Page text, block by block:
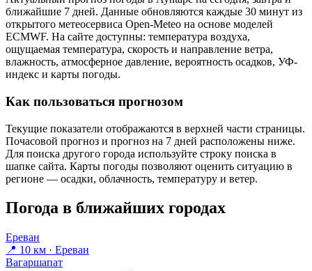
ближайшие 7 дней. Данные обновляются каждые 30 минут из
открытого метеосервиса Open-Meteo на основе моделей
ECMWF. На сайте доступны: температура воздуха,
ощущаемая температура, скорость и направление ветра,
влажность, атмосферное давление, вероятность осадков, УФ-
индекс и карты погоды.
Как пользоваться прогнозом
Текущие показатели отображаются в верхней части страницы.
Почасовой прогноз и прогноз на 7 дней расположены ниже.
Для поиска другого города используйте строку поиска в
шапке сайта. Карты погоды позволяют оценить ситуацию в
регионе — осадки, облачность, температуру и ветер.
Погода в ближайших городах
Ереван
📍 10 км · Ереван
Вагаршапат